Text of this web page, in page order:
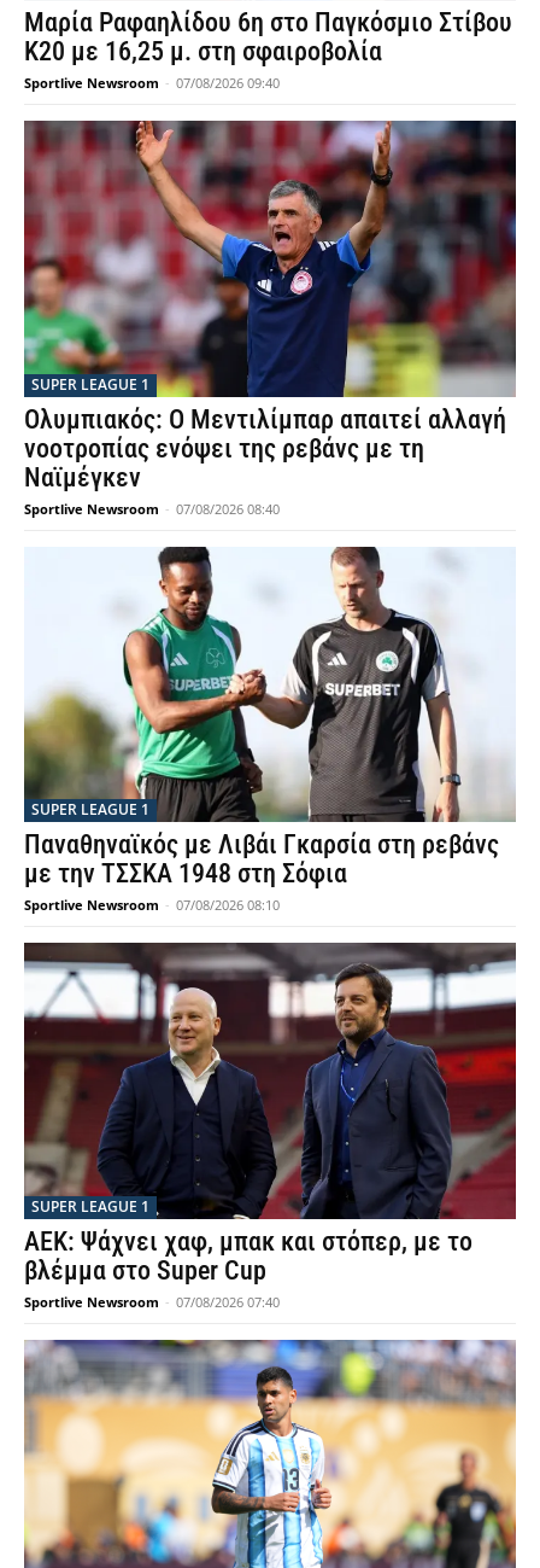
Μαρία Ραφαηλίδου 6η στο Παγκόσμιο Στίβου
Κ20 με 16,25 μ. στη σφαιροβολία
Sportlive Newsroom - 07/08/2026 09:40
SUPER LEAGUE 1
Ολυμπιακός: Ο Μεντιλίμπαρ απαιτεί αλλαγή
νοοτροπίας ενόψει της ρεβάνς με τη
Ναϊμέγκεν
Sportlive Newsroom - 07/08/2026 08:40
SUPER LEAGUE 1
Παναθηναϊκός με Λιβάι Γκαρσία στη ρεβάνς
με την ΤΣΣΚΑ 1948 στη Σόφια
Sportlive Newsroom - 07/08/2026 08:10
SUPER LEAGUE 1
ΑΕΚ: Ψάχνει χαφ, μπακ και στόπερ, με το
βλέμμα στο Super Cup
Sportlive Newsroom - 07/08/2026 07:40